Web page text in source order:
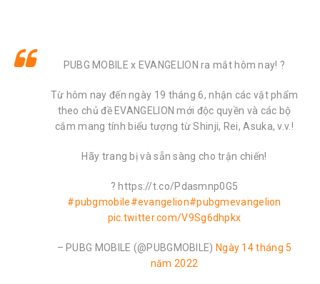
PUBG MOBILE x EVANGELION ra mắt hôm nay! ?
Từ hôm nay đến ngày 19 tháng 6, nhận các vật phẩm
theo chủ đề EVANGELION mới độc quyền và các bộ
cắm mang tính biểu tượng từ Shinji, Rei, Asuka, v.v.!
Hãy trang bị và sẵn sàng cho trận chiến!
? https://t.co/Pdasmnp0G5
#pubgmobile#evangelion#pubgmevangelion
pic.twitter.com/V9Sg6dhpkx
– PUBG MOBILE (@PUBGMOBILE) Ngày 14 tháng 5
năm 2022